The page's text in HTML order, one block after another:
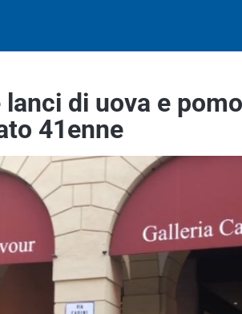
di uova e
41enne